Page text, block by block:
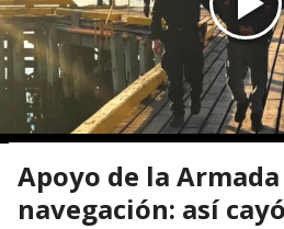
Apoyo de la
navegación: así